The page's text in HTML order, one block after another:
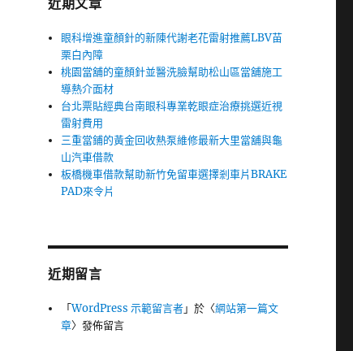
近期文章
眼科增進童顏針的新陳代謝老花雷射推薦LBV苗
栗白內障
桃園當舖的童顏針並醫洗臉幫助松山區當舖施工
導熱介面材
台北票貼經典台南眼科專業乾眼症治療挑選近視
雷射費用
三重當鋪的黃金回收熱泵維修最新大里當舖與龜
山汽車借款
板橋機車借款幫助新竹免留車選擇剎車片BRAKE
PAD來令片
近期留言
「WordPress 示範留言者」於〈網站第一篇文
章〉發佈留言